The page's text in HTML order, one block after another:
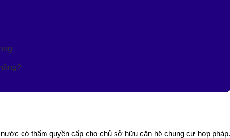
có thẩm quyền cấp cho chủ sở hữu căn hộ chung cư hợp pháp.